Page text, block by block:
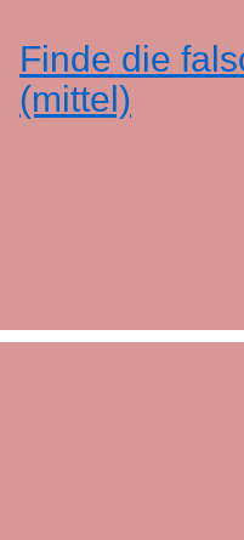
Finde die
(mittel)